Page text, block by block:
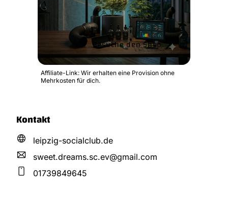
Besuche den Shop
Affiliate-Link: Wir erhalten eine Provision ohne
Mehrkosten für dich.
Kontakt
leipzig-socialclub.de
sweet.dreams.sc.ev@gmail.com
01739849645